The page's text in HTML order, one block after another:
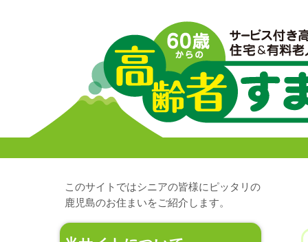
このサイトではシニアの皆様にピッタリの
鹿児島のお住まいをご紹介します。